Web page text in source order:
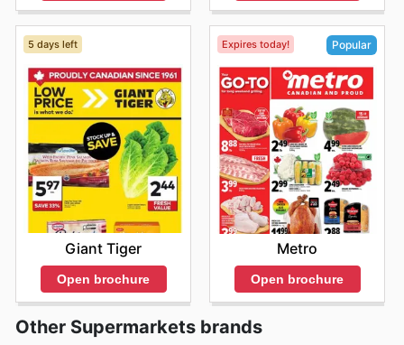
5 days left
Giant Tiger
Open brochure
Expires today! Popular
Metro
Open brochure
Other Supermarkets brands